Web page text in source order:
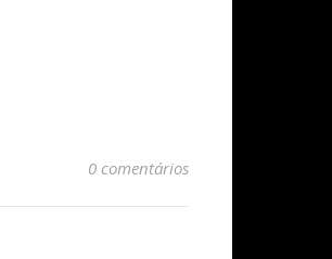
0 comentários